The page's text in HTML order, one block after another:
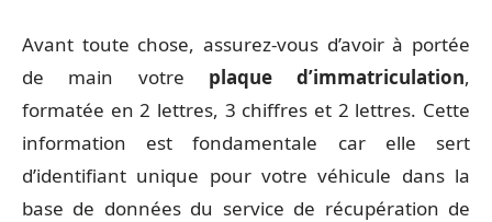
Avant toute chose, assurez-vous d’avoir à portée
de main votre plaque d’immatriculation,
formatée en 2 lettres, 3 chiffres et 2 lettres. Cette
information est fondamentale car elle sert
d’identifiant unique pour votre véhicule dans la
base de données du service de récupération de